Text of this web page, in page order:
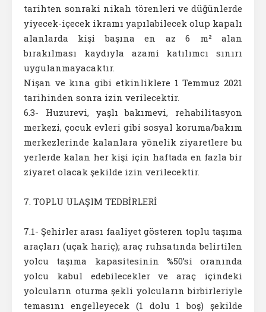
tarihten sonraki nikah törenleri ve düğünlerde
yiyecek-içecek ikramı yapılabilecek olup kapalı
alanlarda kişi başına en az 6 m² alan
bırakılması kaydıyla azami katılımcı sınırı
uygulanmayacaktır.
Nişan ve kına gibi etkinliklere 1 Temmuz 2021
tarihinden sonra izin verilecektir.
6.3- Huzurevi, yaşlı bakımevi, rehabilitasyon
merkezi, çocuk evleri gibi sosyal koruma/bakım
merkezlerinde kalanlara yönelik ziyaretlere bu
yerlerde kalan her kişi için haftada en fazla bir
ziyaret olacak şekilde izin verilecektir.
7. TOPLU ULAŞIM TEDBİRLERİ
7.1- Şehirler arası faaliyet gösteren toplu taşıma
araçları (uçak hariç); araç ruhsatında belirtilen
yolcu taşıma kapasitesinin %50’si oranında
yolcu kabul edebilecekler ve araç içindeki
yolcuların oturma şekli yolcuların birbirleriyle
temasını engelleyecek (1 dolu 1 boş) şekilde